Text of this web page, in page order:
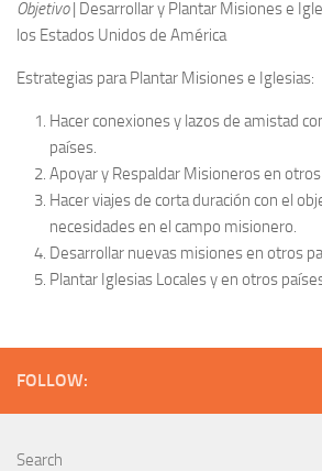
Objetivo| Desarrollar y Plantar Misiones e
los Estados Unidos de América
Estrategias para Plantar Misiones e Iglesias:
Hacer conexiones y lazos de amistad
países.
Apoyar y Respaldar Misioneros en
Hacer viajes de corta duración con el
necesidades en el campo misionero.
Desarrollar nuevas misiones en otros
Plantar Iglesias Locales y en otros
FOLLOW:
Search